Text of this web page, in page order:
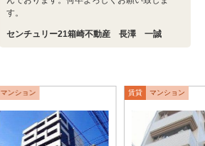
す。
センチュリー21箱崎不動産 長澤 一誠
マンション 賃貸 マンション